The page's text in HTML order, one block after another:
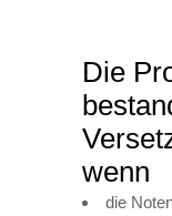
Die
wenn
die